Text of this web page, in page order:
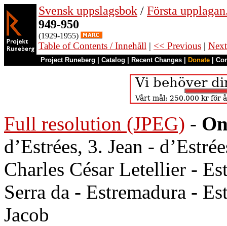
Svensk uppslagsbok / Första
949-950
(1929-1955)
Table of Contents / Innehåll | << Previous |
Project Runeberg Catalog Recent Changes Donate
Full resolution (JPEG) -
d’Estrées, 3. Jean -
Charles César Letellier -
Serra da - Estremadura -
Jacob